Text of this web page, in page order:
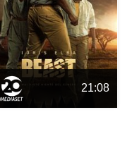
21:08